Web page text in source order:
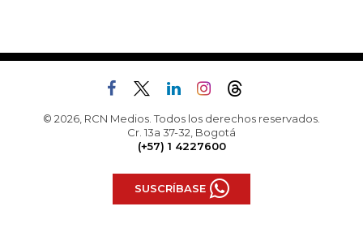
© 2026, RCN Medios. Todos los derechos reservados.
Cr. 13a 37-32, Bogotá
(+57) 1 4227600
SUSCRÍBASE